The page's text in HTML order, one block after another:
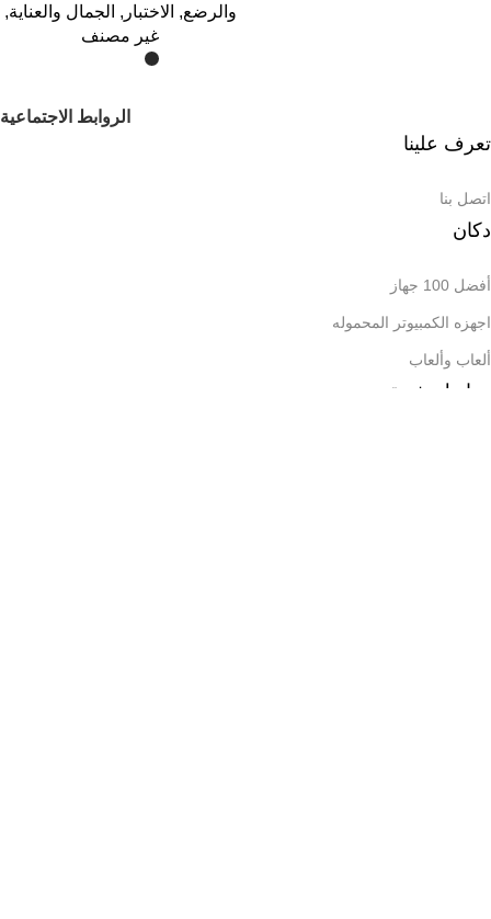
والرضع, الاختبار , الجمال والعناية,
غير مصنف
الروابط الاجتماعية
تعرف علينا
اتصل بنا
دكان
أفضل 100 جهاز
اجهزه الكمبيوتر المحموله
ألعاب وألعاب
روابط مفيدة